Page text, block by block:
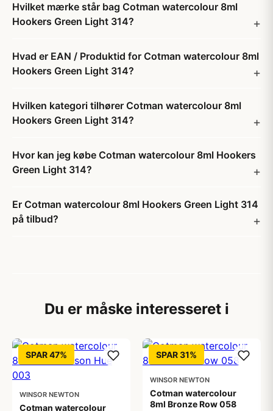
Hvilket mærke står bag Cotman watercolour 8ml
Hookers Green Light 314?
Hvad er EAN / Produktid for Cotman watercolour 8ml
Hookers Green Light 314?
Hvilken kategori tilhører Cotman watercolour 8ml
Hookers Green Light 314?
Hvor kan jeg købe Cotman watercolour 8ml Hookers
Green Light 314?
Er Cotman watercolour 8ml Hookers Green Light 314
på tilbud?
Du er måske interesseret i
SPAR 47%
WINSOR NEWTON
Cotman watercolour
SPAR 31%
WINSOR NEWTON
Cotman watercolour
8ml Bronze Row 058